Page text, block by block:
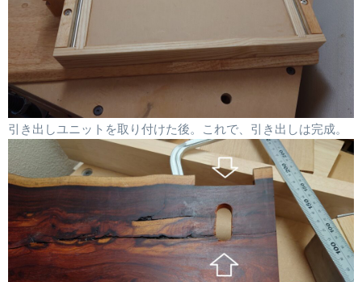
引き出しユニットを取り付けた後。これで、引き出しは完成。